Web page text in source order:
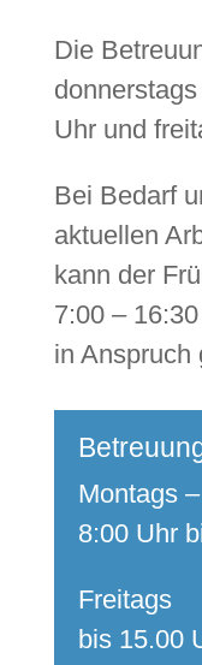
Die
Uhrund
Bei Bedarf
aktuellen
kann der
7:00 –
in Anspruch
Montags
8:00 Uhr
Freitags
bis 15.00